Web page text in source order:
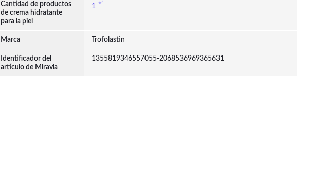
Cantidad de productos
de crema hidratante
para la piel
1
Marca Trofolastin
Identificador del
artículo de Miravia
1355819346557055-2068536969365631